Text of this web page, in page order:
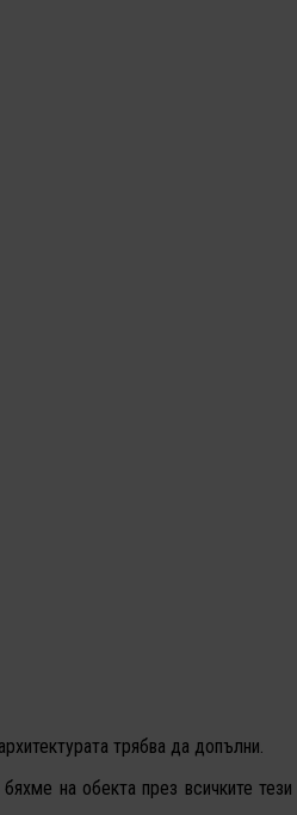
трябва да допълни.
на обекта през всичките